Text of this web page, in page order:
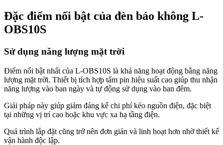
Đặc điểm nổi bật của đèn báo không L-
OBS10S
Sử dụng năng lượng mặt trời
Điểm nổi bật nhất của L-OBS10S là khả năng hoạt động bằng năng
lượng mặt trời. Thiết bị tích hợp tấm pin hiệu suất cao giúp thu nhận
năng lượng vào ban ngày và tự động sử dụng vào ban đêm.
Giải pháp này giúp giảm đáng kể chi phí kéo nguồn điện, đặc biệt
tại những vị trí cao hoặc khu vực xa hạ tầng điện.
Quá trình lắp đặt cũng trở nên đơn giản và linh hoạt hơn nhờ thiết kế
vận hành độc lập.